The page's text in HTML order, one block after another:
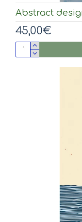
Abstract
45,00€